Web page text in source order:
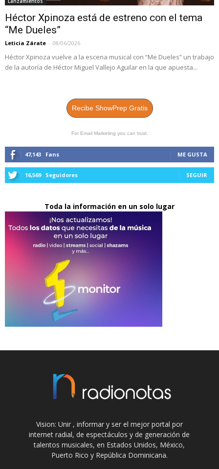
Héctor Xpinoza está de estreno con el tema
“Me Dueles”
Leticia Zárate - 08/06/2026
Héctor Xpinoza vuelve a la escena musical con “Me Dueles” un trabajo
de la autoría de Héctor Miguel Vallejo Aguilar en la que apuesta...
Recibe ShowPrep Gratis
For Email Marketing you can trust.
47,143 Fans ME GUSTA
16,569 Seguidores SEGUIR
Toda la información en un solo lugar
Vision: Unir , informar y ser el mejor portal por
internet radial, de espectáculos y de generación de
talentos musicales, en Estados Unidos, México,
Puerto Rico y República Dominicana.